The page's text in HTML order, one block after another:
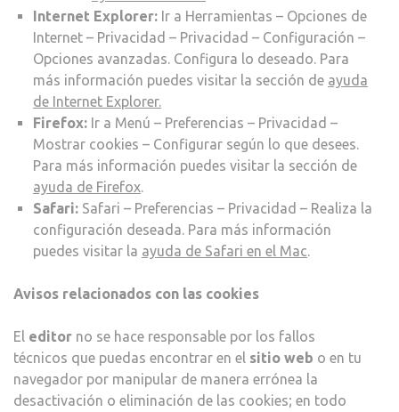
Internet Explorer: Ir a Herramientas – Opciones de
Internet – Privacidad – Privacidad – Configuración –
Opciones avanzadas. Configura lo deseado. Para
más información puedes visitar la sección de ayuda
de Internet Explorer.
Firefox: Ir a Menú – Preferencias – Privacidad –
Mostrar cookies – Configurar según lo que desees.
Para más información puedes visitar la sección de
ayuda de Firefox.
Safari: Safari – Preferencias – Privacidad – Realiza la
configuración deseada. Para más información
puedes visitar la ayuda de Safari en el Mac.
Avisos relacionados con las cookies
El editor no se hace responsable por los fallos
técnicos que puedas encontrar en el sitio web o en tu
navegador por manipular de manera errónea la
desactivación o eliminación de las cookies; en todo